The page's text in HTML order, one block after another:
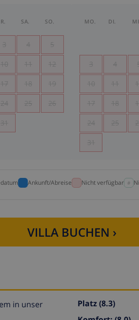
SA. SO.
3 4 5
10 11 12
17 18 19
24 25 26
31
MO. DI.
3 4
10 11
17 18
24 25
31
Ankunft/Abreise Nicht verfügbar
VILLA BUCHEN ›
in unser
Platz(8.3)